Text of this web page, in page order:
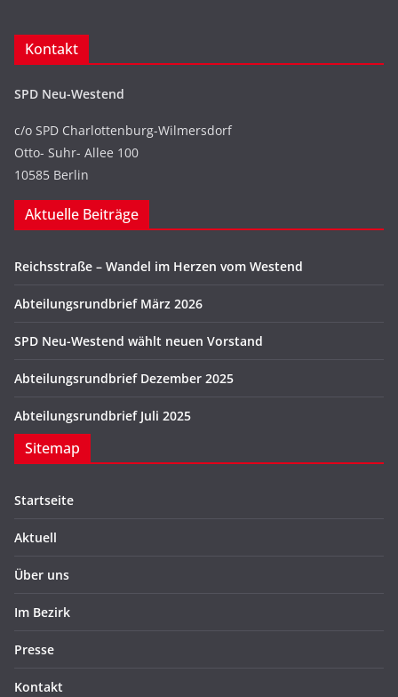
Kontakt
SPD Neu-Westend
c/o SPD Charlottenburg-Wilmersdorf
Otto- Suhr- Allee 100
10585 Berlin
Aktuelle Beiträge
Reichsstraße – Wandel im Herzen vom Westend
Abteilungsrundbrief März 2026
SPD Neu-Westend wählt neuen Vorstand
Abteilungsrundbrief Dezember 2025
Abteilungsrundbrief Juli 2025
Sitemap
Startseite
Aktuell
Über uns
Im Bezirk
Presse
Kontakt